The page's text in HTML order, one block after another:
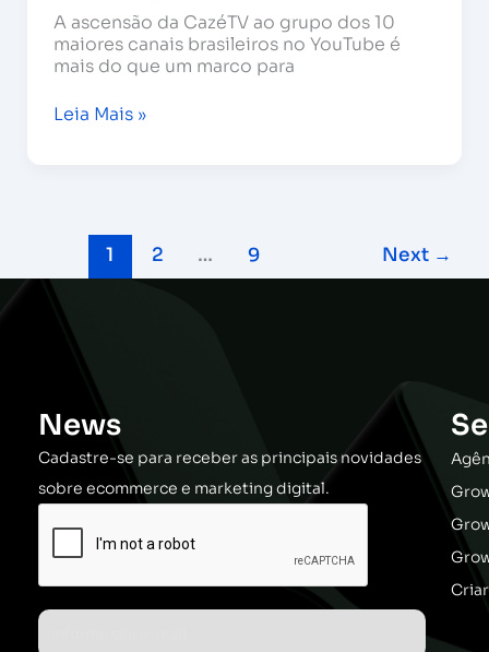
A ascensão da CazéTV ao grupo dos 10
maiores canais brasileiros no YouTube é
mais do que um marco para
Leia Mais »
1 2 … 9 Next →
News
Cadastre-se para receber as principais novidades
sobre ecommerce e marketing digital.